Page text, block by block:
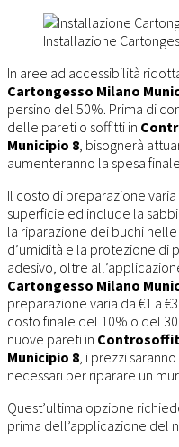
Installazione
In aree ad accessibilità
Cartongesso Milano
persino del 50%. Prima di
delle pareti o soffitti in
Municipio 8 , bisognerà
aumenteranno la spesa finale.
Il costo di preparazione
superficie ed include la
la riparazione dei buchi
d’umidità e la protezione di
adesivo, oltre
Cartongesso Milano
preparazione varia da €1 a
costo finale del 10% o del
nuove pareti in
Municipio 8 , i prezzi
necessari per riparare un
Quest’ultima opzione
prima dell’applicazione del